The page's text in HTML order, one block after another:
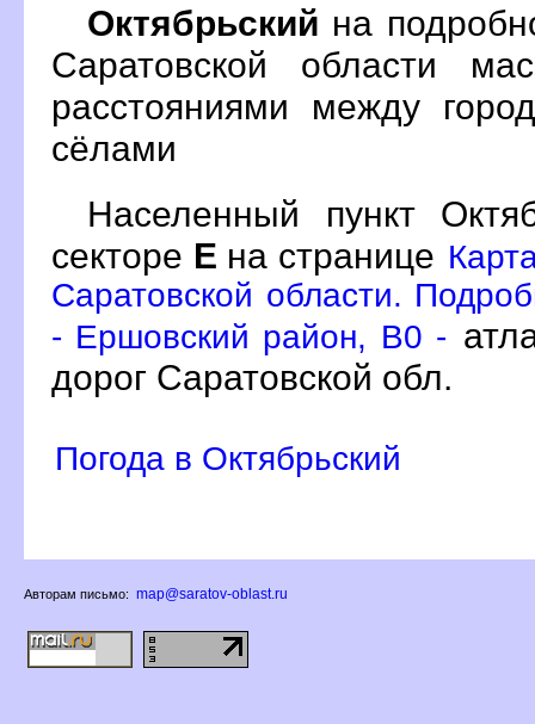
Октябрьский на
Саратовской области
расстояниями между
сёлами
Населенный пункт
секторе Е на странице
Саратовской области.
- Ершовский район, B0 -
дорог Саратовской обл.
Погода в Октябрьский
Авторам письмо: map@saratov-oblast.ru